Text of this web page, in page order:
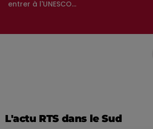
entrer à l'UNESCO...
L'actu RTS dans le Sud